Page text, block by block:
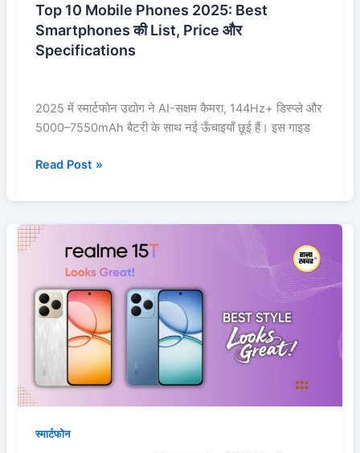
Top 10 Mobile Phones 2025: Best
Smartphones की List, Price और
Specifications
2025 में स्मार्टफोन उद्योग ने AI-सक्षम कैमरा, 144Hz+ डिस्प्ले और
5000–7550mAh बैटरी के साथ नई ऊँचाइयाँ छूई हैं। इस गाइड
Read Post »
स्मार्टफोन
Realme
पूरी
जानकारी
,स्पेसिफिकेशंस,
और
कीमत